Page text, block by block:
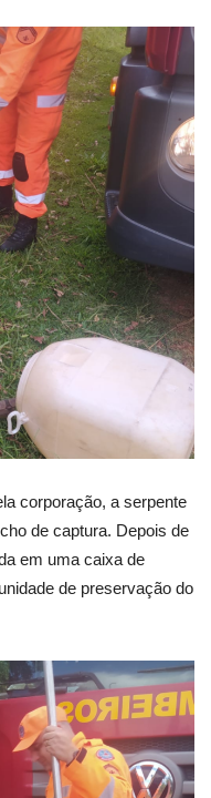
corporação, a serpente
de captura. Depois de
em uma caixa de
de preservação do